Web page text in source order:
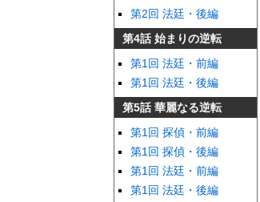
第2回 法廷・後編
第4話 始まりの逆転
第1回 法廷・前編
第1回 法廷・後編
第5話 華麗なる逆転
第1回 探偵・前編
第1回 探偵・後編
第1回 法廷・前編
第1回 法廷・後編